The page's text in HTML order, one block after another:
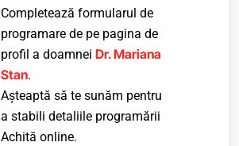
Completează formularul de
programare de pe pagina de
profil a doamnei Dr. Mariana
Stan.
Așteaptă să te sunăm pentru
a stabili detaliile programării
Achită online.